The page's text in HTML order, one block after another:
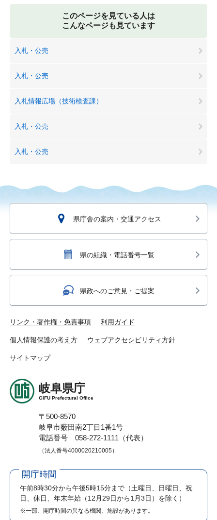
このページを見ている人は
こんなページも見ています
入札・公売
入札・公売
入札情報広場（技術検査課）
入札・公売
入札・公売
県庁舎の案内・交通アクセス
県の組織・電話番号一覧
県政へのご意見・ご提案
リンク・著作権・免責事項 利用ガイド
個人情報保護の考え方 ウェブアクセシビリティ方針
サイトマップ
岐阜県庁
GIFU Prefectural Office
〒500-8570
岐阜市薮田南2丁目1番1号
電話番号 058-272-1111（代表）
（法人番号4000020210005）
開庁時間
午前8時30分から午後5時15分まで （土曜日、日曜日、祝
日、休日、年末年始（12月29日から1月3日）を除く）
※一部、開庁時間の異なる機関、施設があります。